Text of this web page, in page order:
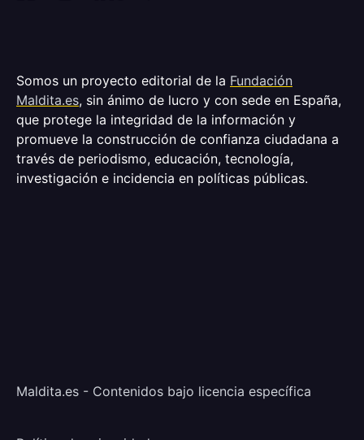
Somos un proyecto editorial de la Fundación
Maldita.es, sin ánimo de lucro y con sede en España,
que protege la integridad de la información y
promueve la construcción de confianza ciudadana a
través de periodismo, educación, tecnología,
investigación e incidencia en políticas públicas.
Maldita.es - Contenidos bajo licencia específica